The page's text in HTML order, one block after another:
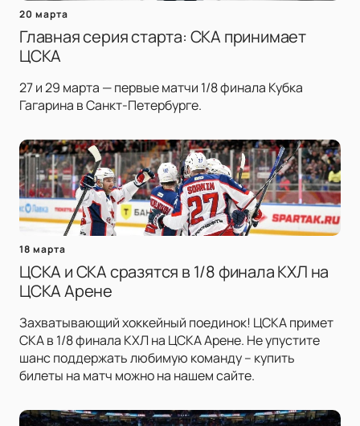
20 марта
Главная серия старта: СКА принимает
ЦСКА
27 и 29 марта — первые матчи 1/8 финала Кубка
Гагарина в Санкт-Петербурге.
18 марта
ЦСКА и СКА сразятся в 1/8 финала КХЛ на
ЦСКА Арене
Захватывающий хоккейный поединок! ЦСКА примет
СКА в 1/8 финала КХЛ на ЦСКА Арене. Не упустите
шанс поддержать любимую команду – купить
билеты на матч можно на нашем сайте.